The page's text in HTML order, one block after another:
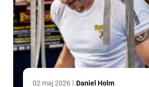
02 maj 2026 Daniel Holm